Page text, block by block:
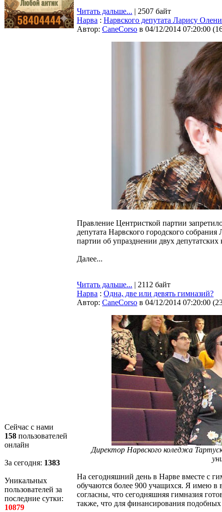
Сейчас с нами
158 пользователей
онлайн
За сегодня: 1383
Уникальных
пользователей за
последние сутки:
10879
Читать дальше... | 2507 байт
Нарва : Нарвского депутата Ларису
Автор: CaneCorso в 04/12/2014 07:20:00 (
Правление Центристкой партии
депутата Нарвского городского
партии об упразднении двух депутатских
Далее...
Читать дальше... | 2112 байт
Нарва : Одна, две или девять гимназий?
Автор: CaneCorso в 04/12/2014 07:20:00 (
Директор Нарвского коледжа
На сегодняшний день в Нарве вместе с
обучаются более 900 учащихся. Я имею в
согласны, что сегодняшняя гимназия
также, что для финансирования